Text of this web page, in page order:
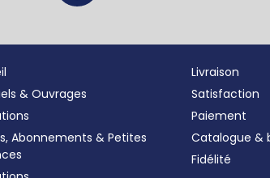
& Ouvrages
Abonnements & Petites
Livraison
Satisfaction
Paiement
Catalogue &
Fidélité